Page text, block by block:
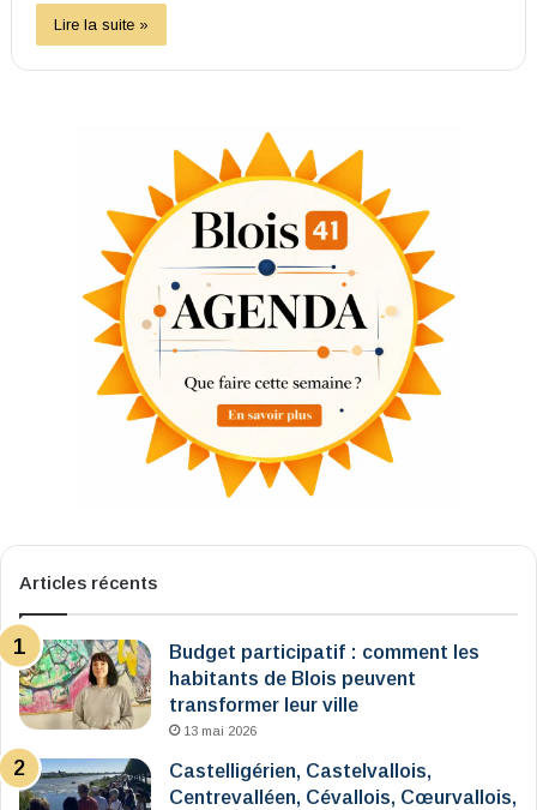
Lire la suite »
Articles récents
Budget participatif : comment les
habitants de Blois peuvent
transformer leur ville
13 mai 2026
Castelligérien, Castelvallois,
Centrevalléen, Cévallois, Cœurvallois,